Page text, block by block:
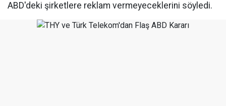
ABD'deki şirketlere reklam vermeyeceklerini söyledi.